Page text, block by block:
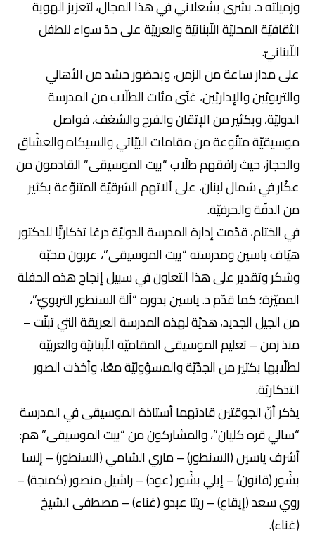
وزميلته د. بشرى بشعلاني في هذا المجال، لتعزيز الهوية
الثقافيّة المحليّة اللّبنانيّة والعربيّة على حدّ سواء للطفل
اللّبنانيّ.
على مدار ساعة من الزمن، وبحضور حشد من الأهالي
والتربويّين والإداريّين، غنّى مئات الطلّاب من المدرسة
الدوليّة، وبكثير من الإتقان والفرح والشغف، فواصل
موسيقيّة متنّوعة من مقامات البيّاتي والسيكاه والعشّاق
والحجاز، حيث رافقهم طلّاب “بيت الموسيقى” القادمون من
عكّار في شمال لبنان، على آلاتهم الشرقيّة المتنوّعة بكثير
من الدقّة والحرفيّة.
في الختام، قدّمت إدارة المدرسة الدوليّة درعًا تذكاريًّا للدكتور
هيّاف ياسين ومدرسته “بيت الموسيقى”، عربون محبّة
وشكر وتقدير على هذا التعاون في سبيل إنجاح هذه الحفلة
المميّزة؛ كما قدّم د. ياسين بدوره “آلة السنطور التربويّ”،
من الجيل الجديد، هديّة لهذه المدرسة العريقة التي تبنّت –
منذ زمن – تعليم الموسيقى المقاميّة اللّبنانيّة والعربيّة
لطلّابها بكثير من الجدّيّة والمسؤوليّة معًا، وأخذت الصور
التذكاريّة.
يذكر أنّ الجوقتين قادتهما أستاذة الموسيقى في المدرسة
“سالي قره كليان”، والمشاركون من “بيت الموسيقى” هم:
أشرف ياسين (السنطور) – ماري الشامي (السنطور) – إلسا
بشّور (قانون) – إيلي بشّور (عود) – راشيل منصور (كمنجة) –
روي سعد (إيقاع) – ريتا عبدو (غناء) – مصطفى الشيخ
(غناء).